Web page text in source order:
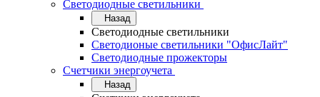
Светодиодные светильники
Назад
Светодиодные светильники
Светодионые светильники "ОфисЛайт"
Светодиодные прожекторы
Счетчики энергоучета
Назад